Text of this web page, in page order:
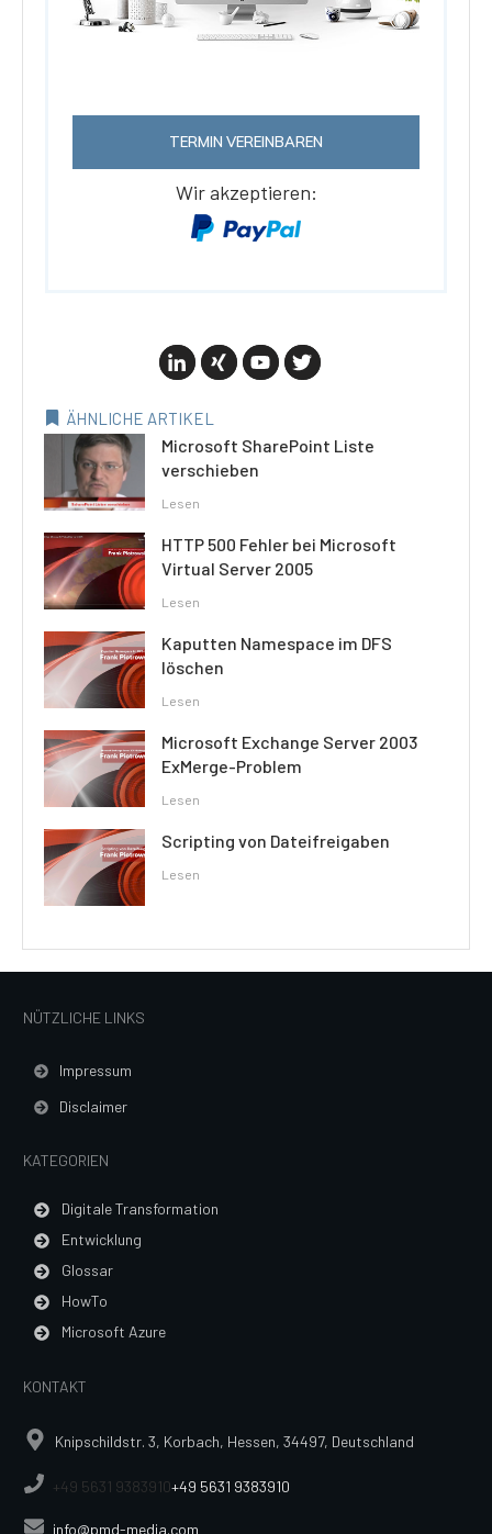
TERMIN VEREINBAREN
Wir akzeptieren:
ÄHNLICHE ARTIKEL
Microsoft SharePoint Liste
verschieben
Lesen
HTTP 500 Fehler bei Microsoft
Virtual Server 2005
Lesen
Kaputten Namespace im DFS
löschen
Lesen
Microsoft Exchange Server 2003
ExMerge-Problem
Lesen
Scripting von Dateifreigaben
Lesen
NÜTZLICHE LINKS
Impressum
Disclaimer
KATEGORIEN
Digitale Transformation
Entwicklung
Glossar
HowTo
Microsoft Azure
KONTAKT
Knipschildstr. 3, Korbach, Hessen, 34497, Deutschland
+49 5631 9383910+49 5631 9383910
info@pmd-media.com